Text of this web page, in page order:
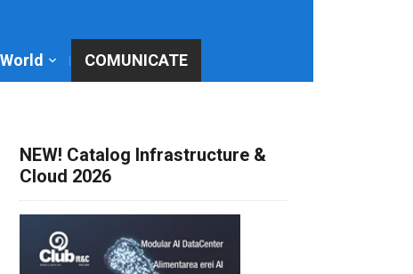
COMUNICATE
NEW! Catalog Infrastructure &
Cloud 2026